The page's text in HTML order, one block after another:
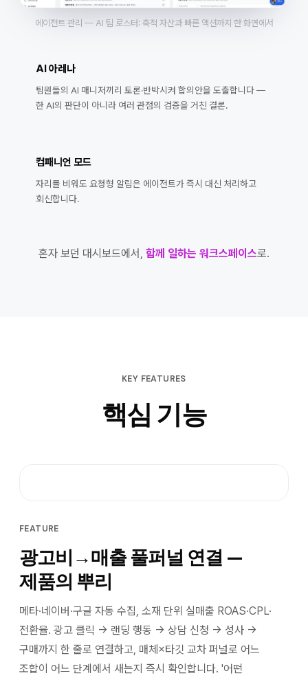
에이전트 관리 — AI 팀 로스터: 축적 자산과 빠른 액션까지 한 화면에서
AI 아레나
팀원들의 AI 매니저끼리 토론·반박시켜 합의안을 도출합니다 —
한 AI의 판단이 아니라 여러 관점의 검증을 거친 결론.
컴패니언 모드
자리를 비워도 요청형 알림은 에이전트가 즉시 대신 처리하고
회신합니다.
혼자 보던 대시보드에서, 함께 일하는 워크스페이스로.
KEY FEATURES
핵심 기능
FEATURE
광고비→매출 풀퍼널 연결 —
제품의 뿌리
메타·네이버·구글 자동 수집, 소재 단위 실매출 ROAS·CPL·
전환율. 광고 클릭 → 랜딩 행동 → 상담 신청 → 성사 →
구매까지 한 줄로 연결하고, 매체×타깃 교차 퍼널로 어느
조합이 어느 단계에서 새는지 즉시 확인합니다. '어떤